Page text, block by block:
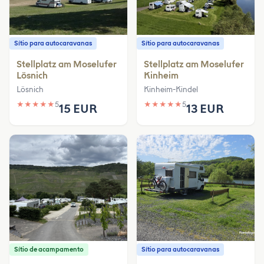
Sítio para autocaravanas
Stellplatz am Moselufer
Lösnich
Lösnich
★ ★ ★ ★ ★515 EUR
Sítio para autocaravanas
Stellplatz am Moselufer
Kinheim
Kinheim-Kindel
★ ★ ★ ★ ★513 EUR
Sítio de acampamento Sítio para autocaravanas